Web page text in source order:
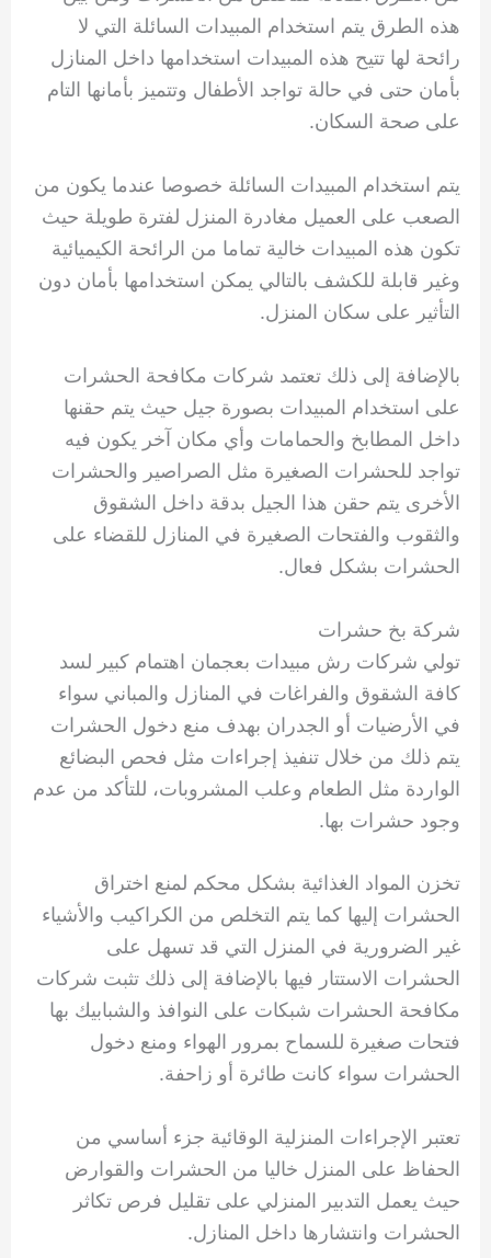
هذه الطرق يتم استخدام المبيدات السائلة التي لا
رائحة لها تتيح هذه المبيدات استخدامها داخل المنازل
بأمان حتى في حالة تواجد الأطفال وتتميز بأمانها التام
على صحة السكان.
يتم استخدام المبيدات السائلة خصوصا عندما يكون من
الصعب على العميل مغادرة المنزل لفترة طويلة حيث
تكون هذه المبيدات خالية تماما من الرائحة الكيميائية
وغير قابلة للكشف بالتالي يمكن استخدامها بأمان دون
التأثير على سكان المنزل.
بالإضافة إلى ذلك تعتمد شركات مكافحة الحشرات
على استخدام المبيدات بصورة جيل حيث يتم حقنها
داخل المطابخ والحمامات وأي مكان آخر يكون فيه
تواجد للحشرات الصغيرة مثل الصراصير والحشرات
الأخرى يتم حقن هذا الجيل بدقة داخل الشقوق
والثقوب والفتحات الصغيرة في المنازل للقضاء على
الحشرات بشكل فعال.
شركة بخ حشرات
تولي شركات رش مبيدات بعجمان اهتمام كبير لسد
كافة الشقوق والفراغات في المنازل والمباني سواء
في الأرضيات أو الجدران بهدف منع دخول الحشرات
يتم ذلك من خلال تنفيذ إجراءات مثل فحص البضائع
الواردة مثل الطعام وعلب المشروبات، للتأكد من عدم
وجود حشرات بها.
تخزن المواد الغذائية بشكل محكم لمنع اختراق
الحشرات إليها كما يتم التخلص من الكراكيب والأشياء
غير الضرورية في المنزل التي قد تسهل على
الحشرات الاستتار فيها بالإضافة إلى ذلك تثبت شركات
مكافحة الحشرات شبكات على النوافذ والشبابيك بها
فتحات صغيرة للسماح بمرور الهواء ومنع دخول
الحشرات سواء كانت طائرة أو زاحفة.
تعتبر الإجراءات المنزلية الوقائية جزء أساسي من
الحفاظ على المنزل خاليا من الحشرات والقوارض
حيث يعمل التدبير المنزلي على تقليل فرص تكاثر
الحشرات وانتشارها داخل المنازل.